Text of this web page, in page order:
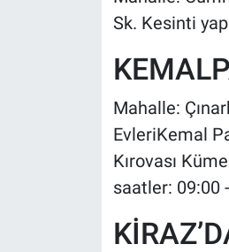
Sk. Kesinti
Mahalle:
EvleriKemal
Kırovası
saatler: 09:00